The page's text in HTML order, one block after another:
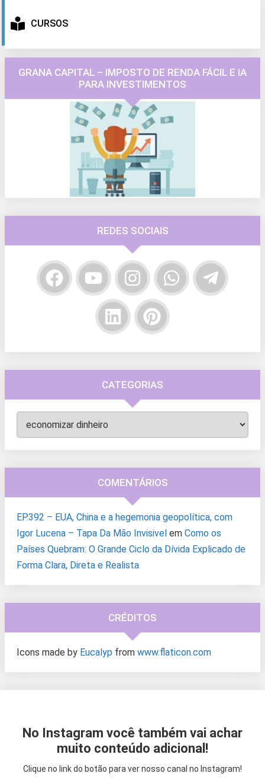
CURSOS
GRANA CAPITAL – IMPOSTO DE RENDA FÁCIL E IA
PARA INVESTIMENTOS
REDES SOCIAIS
CATEGORIAS
Categorias
COMENTÁRIOS
EP.392 – EUA, China e a hegemonia geopolítica, com
Igor Lucena – Tapa Da Mão Invisivel em Como os
Países Quebram: O Grande Ciclo da Dívida Explicado de
Forma Clara, Direta e Realista
CRÉDITOS
Icons made by Eucalyp from www.flaticon.com
No Instagram você também vai achar
muito conteúdo adicional!
Clique no link do botão para ver nosso canal no Instagram!